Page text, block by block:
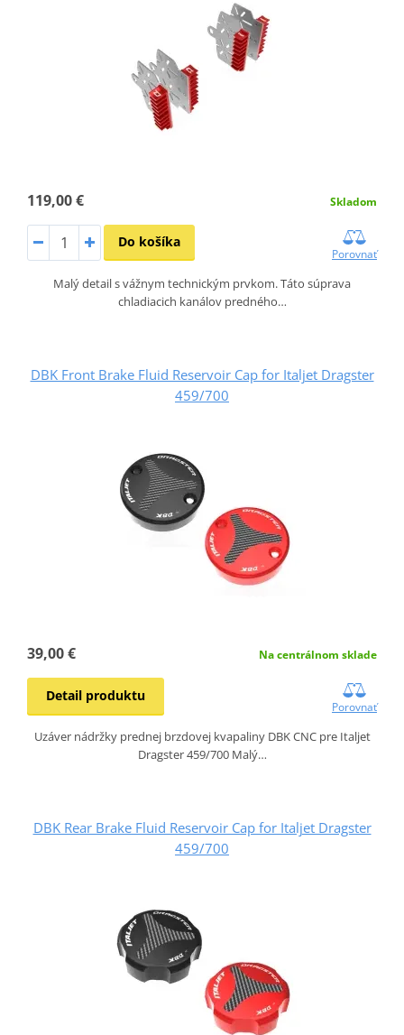
119,00 € Skladom
Do košíka
Porovnať
Malý detail s vážnym technickým prvkom. Táto súprava
chladiacich kanálov predného…
DBK Front Brake Fluid Reservoir Cap for Italjet Dragster
459/700
39,00 € Na centrálnom sklade
Detail produktu
Porovnať
Uzáver nádržky prednej brzdovej kvapaliny DBK CNC pre Italjet
Dragster 459/700 Malý…
DBK Rear Brake Fluid Reservoir Cap for Italjet Dragster
459/700